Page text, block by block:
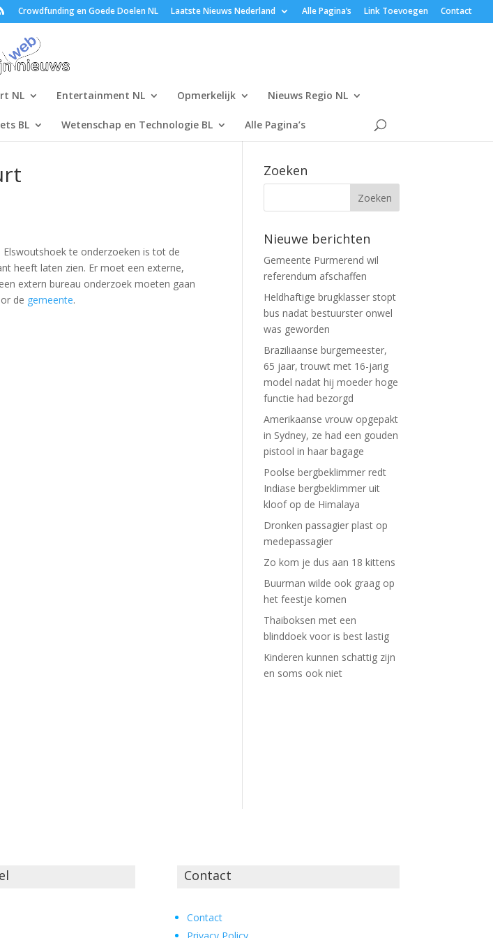
Crowdfunding en Goede Doelen NL Laatste Nieuws Nederland Alle Pagina’s Link Toevoegen Contact
NL Entertainment NL Opmerkelijk Nieuws Regio NL
BL Wetenschap en Technologie BL Alle Pagina’s
te onderzoeken is tot de
heeft laten zien. Er moet een externe,
extern bureau onderzoek moeten gaan
de gemeente.
Zoeken
Nieuwe berichten
Gemeente Purmerend wil
referendum afschaffen
Heldhaftige brugklasser stopt
bus nadat bestuurster onwel
was geworden
Braziliaanse burgemeester,
65 jaar, trouwt met 16-jarig
model nadat hij moeder hoge
functie had bezorgd
Amerikaanse vrouw opgepakt
in Sydney, ze had een gouden
pistool in haar bagage
Poolse bergbeklimmer redt
Indiase bergbeklimmer uit
kloof op de Himalaya
Dronken passagier plast op
medepassagier
Zo kom je dus aan 18 kittens
Buurman wilde ook graag op
het feestje komen
Thaiboksen met een
blinddoek voor is best lastig
Kinderen kunnen schattig zijn
en soms ook niet
Contact
Contact